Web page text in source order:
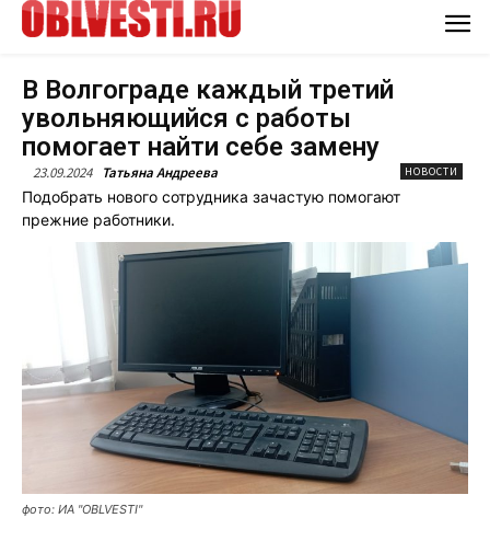
В Волгограде каждый третий
увольняющийся с работы
помогает найти себе замену
23.09.2024 Татьяна Андреева НОВОСТИ
Подобрать нового сотрудника зачастую помогают
прежние работники.
фото: ИА "OBLVESTI"